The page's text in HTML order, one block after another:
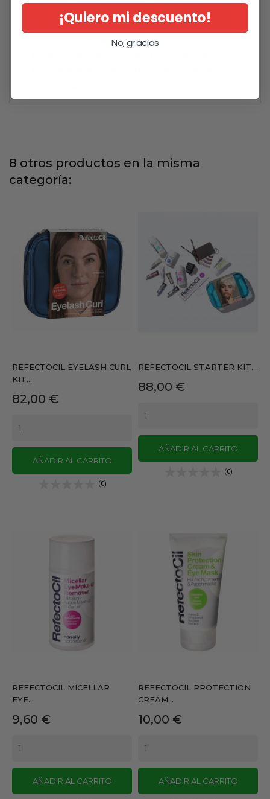
a 2 minutos.
- Prueba de alergia: recomendamos realizar una
8 otros productos en la misma
categoría:
REFECTOCIL EYELASH CURL
KIT...
Precio
82,00 €
AÑADIR AL CARRITO
(0)
REFECTOCIL STARTER KIT...
Precio
88,00 €
AÑADIR AL CARRITO
(0)
REFECTOCIL MICELLAR
EYE...
Precio
9,60 €
AÑADIR AL CARRITO
REFECTOCIL PROTECTION
CREAM...
Precio
10,00 €
AÑADIR AL CARRITO
¡Quiero mi descuento!
No, gracias